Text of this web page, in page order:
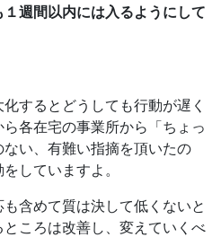
週間以内には入るようにして
するとどうしても行動が遅く
各在宅の事業所から「ちょっ
い、有難い指摘を頂いたの
していますよ。
含めて質は決して低くないと
ころは改善し、変えていくべ